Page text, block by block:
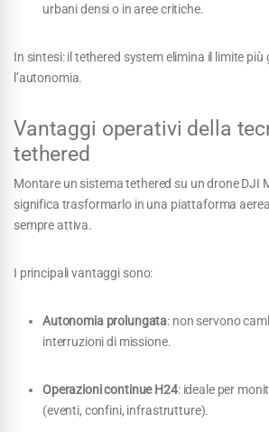
urbani densi o in aree critiche.
In sintesi: il tethered system elimina il limite più
l’autonomia.
Vantaggi operativi della
tethered
Montare un sistema tethered su un drone DJI
significa trasformarlo in una piattaforma
sempre attiva.
I principali vantaggi sono:
Autonomia prolungata: non servono
interruzioni di missione.
Operazioni continue H24: ideale per
(eventi, confini, infrastrutture).